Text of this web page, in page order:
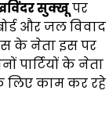
सुक्खूपर
और जल विवाद
के नेता इस पर
पार्टियों के नेता
लिए काम कर रहे